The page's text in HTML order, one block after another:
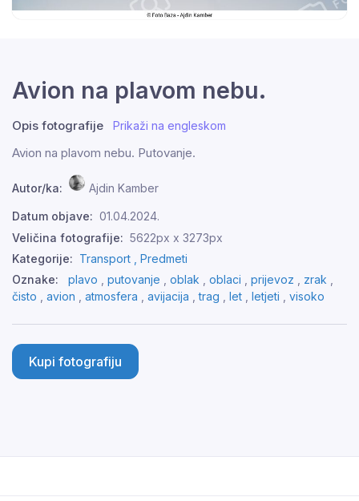
Avion na plavom nebu.
Opis fotografije Prikaži na engleskom
Avion na plavom nebu. Putovanje.
Autor/ka: Ajdin Kamber
Datum objave: 01.04.2024.
Veličina fotografije: 5622px x 3273px
Kategorije: Transport , Predmeti
Oznake:
plavo putovanje oblak oblaci prijevoz zrak
čisto
avion atmosfera avijacija ,trag let letjeti visoko
Kupi fotografiju